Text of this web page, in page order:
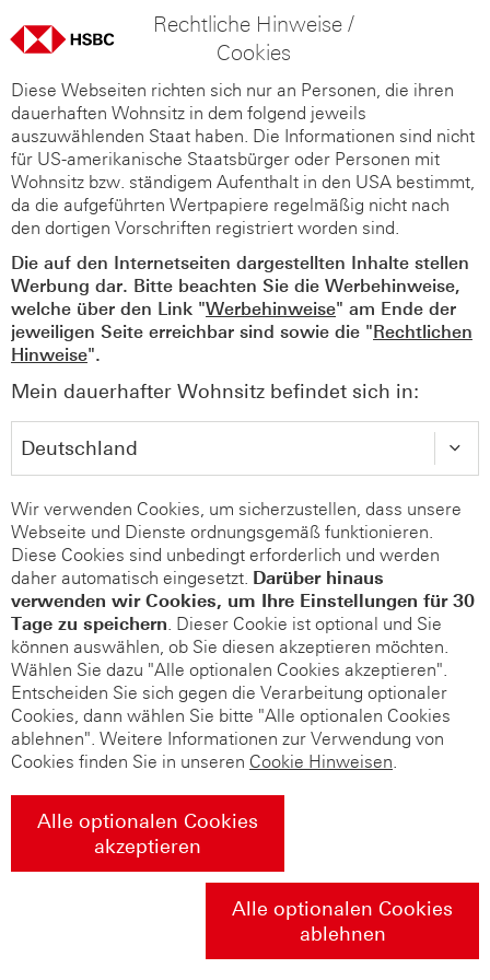
Rechtliche Hinweise /
Cookies
Diese Webseiten richten sich nur an Personen, die ihren
dauerhaften Wohnsitz in dem folgend jeweils
auszuwählenden Staat haben. Die Informationen sind nicht
für US-amerikanische Staatsbürger oder Personen mit
Wohnsitz bzw. ständigem Aufenthalt in den USA bestimmt,
da die aufgeführten Wertpapiere regelmäßig nicht nach
den dortigen Vorschriften registriert worden sind.
Die auf den Internetseiten dargestellten Inhalte stellen
Werbung dar. Bitte beachten Sie die Werbehinweise,
welche über den Link "Werbehinweise" am Ende der
jeweiligen Seite erreichbar sind sowie die "Rechtlichen
Hinweise".
Mein dauerhafter Wohnsitz befindet sich in:
Wir verwenden Cookies, um sicherzustellen, dass unsere
Webseite und Dienste ordnungsgemäß funktionieren.
Diese Cookies sind unbedingt erforderlich und werden
daher automatisch eingesetzt. Darüber hinaus
verwenden wir Cookies, um Ihre Einstellungen für 30
Tage zu speichern. Dieser Cookie ist optional und Sie
können auswählen, ob Sie diesen akzeptieren möchten.
Wählen Sie dazu "Alle optionalen Cookies akzeptieren".
Entscheiden Sie sich gegen die Verarbeitung optionaler
Cookies, dann wählen Sie bitte "Alle optionalen Cookies
ablehnen". Weitere Informationen zur Verwendung von
Cookies finden Sie in unseren Cookie Hinweisen.
Alle optionalen Cookies
akzeptieren
Alle optionalen Cookies
ablehnen